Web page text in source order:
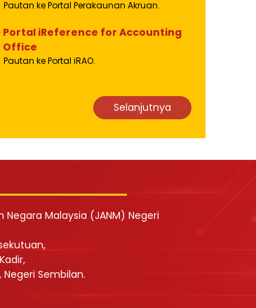
2026 ( PORT DICKSON )
Pautan ke Portal Perakaunan Akruan.
Portal iReference for Accounting
Office
Pautan ke Portal iRAO.
Selanjutnya
Malaysia (JANM) Negeri
Sembilan.